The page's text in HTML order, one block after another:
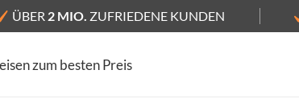
ÜBER 2 MIO. ZUFRIEDENE KUNDEN
zum besten Preis